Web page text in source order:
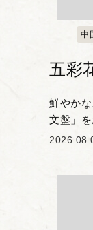
中
五彩
鮮やか
文盤」
けの色